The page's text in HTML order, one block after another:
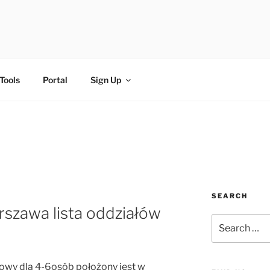
Portal Sign Up
lista oddziałów
dla 4-6osób położony jest w
SEARCH